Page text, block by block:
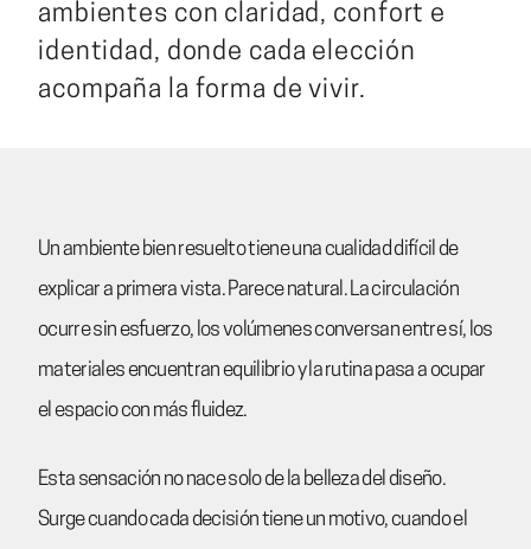
ambientes con claridad, confort e
identidad, donde cada elección
acompaña la forma de vivir.
Un ambiente bien resuelto tiene una cualidad difícil de
explicar a primera vista. Parece natural. La circulación
ocurre sin esfuerzo, los volúmenes conversan entre sí, los
materiales encuentran equilibrio y la rutina pasa a ocupar
el espacio con más fluidez.
Esta sensación no nace solo de la belleza del diseño.
Surge cuando cada decisión tiene un motivo, cuando el